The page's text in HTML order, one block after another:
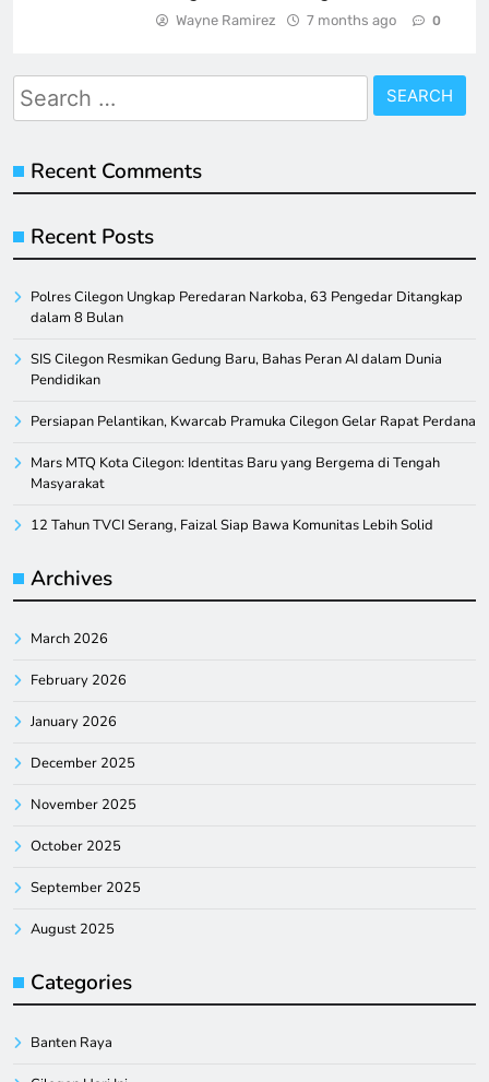
Wayne Ramirez 7 months ago 0
Search
for:
Recent Comments
Recent Posts
Polres Cilegon Ungkap Peredaran Narkoba, 63 Pengedar Ditangkap
dalam 8 Bulan
SIS Cilegon Resmikan Gedung Baru, Bahas Peran AI dalam Dunia
Pendidikan
Persiapan Pelantikan, Kwarcab Pramuka Cilegon Gelar Rapat Perdana
Mars MTQ Kota Cilegon: Identitas Baru yang Bergema di Tengah
Masyarakat
12 Tahun TVCI Serang, Faizal Siap Bawa Komunitas Lebih Solid
Archives
March 2026
February 2026
January 2026
December 2025
November 2025
October 2025
September 2025
August 2025
Categories
Banten Raya